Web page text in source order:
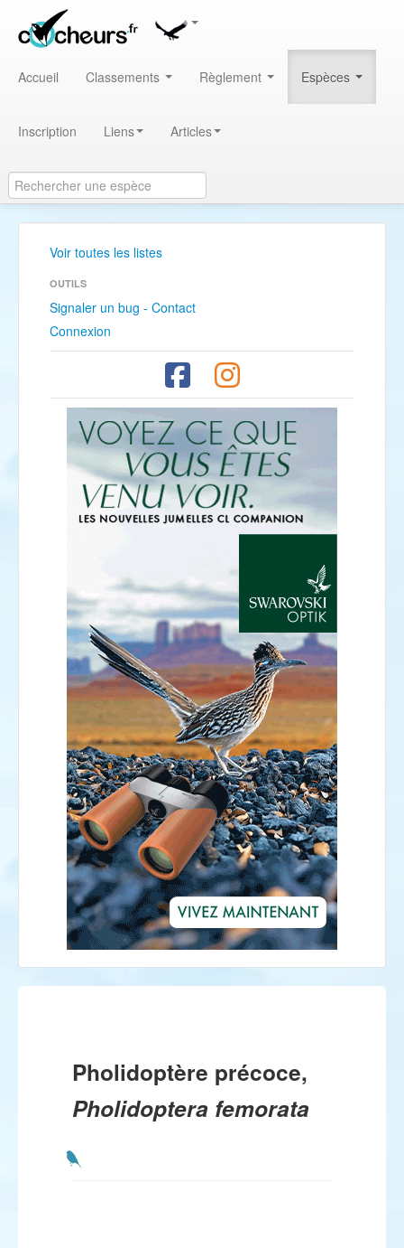
Accueil Classements Règlement Espèces
Inscription Liens Articles
Voir toutes les listes
OUTILS
Signaler un bug - Contact
Connexion
Pholidoptère précoce,
Pholidoptera femorata